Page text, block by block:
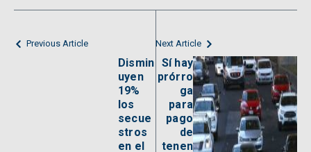
Previous Article
Dismin
uyen
19%
los
secue
stros
en el
Next Article
Sí hay
prórro
ga
para
pago
de
tenen